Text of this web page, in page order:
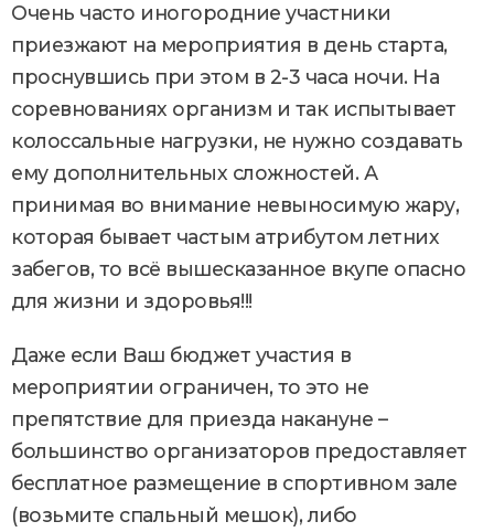
Очень часто иногородние участники
приезжают на мероприятия в день старта,
проснувшись при этом в 2-3 часа ночи. На
соревнованиях организм и так испытывает
колоссальные нагрузки, не нужно создавать
ему дополнительных сложностей. А
принимая во внимание невыносимую жару,
которая бывает частым атрибутом летних
забегов, то всё вышесказанное вкупе опасно
для жизни и здоровья!!!
Даже если Ваш бюджет участия в
мероприятии ограничен, то это не
препятствие для приезда накануне –
большинство организаторов предоставляет
бесплатное размещение в спортивном зале
(возьмите спальный мешок), либо